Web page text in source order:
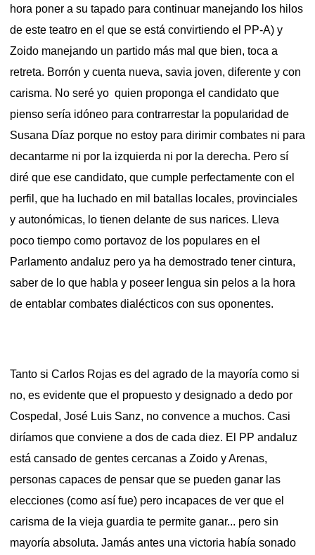
hora poner a su tapado para continuar manejando los hilos
de este teatro en el que se está convirtiendo el PP-A) y
Zoido manejando un partido más mal que bien, toca a
retreta. Borrón y cuenta nueva, savia joven, diferente y con
carisma. No seré yo quien proponga el candidato que
pienso sería idóneo para contrarrestar la popularidad de
Susana Díaz porque no estoy para dirimir combates ni para
decantarme ni por la izquierda ni por la derecha. Pero sí
diré que ese candidato, que cumple perfectamente con el
perfil, que ha luchado en mil batallas locales, provinciales
y autonómicas, lo tienen delante de sus narices. Lleva
poco tiempo como portavoz de los populares en el
Parlamento andaluz pero ya ha demostrado tener cintura,
saber de lo que habla y poseer lengua sin pelos a la hora
de entablar combates dialécticos con sus oponentes.
Tanto si Carlos Rojas es del agrado de la mayoría como si
no, es evidente que el propuesto y designado a dedo por
Cospedal, José Luis Sanz, no convence a muchos. Casi
diríamos que conviene a dos de cada diez. El PP andaluz
está cansado de gentes cercanas a Zoido y Arenas,
personas capaces de pensar que se pueden ganar las
elecciones (como así fue) pero incapaces de ver que el
carisma de la vieja guardia te permite ganar... pero sin
mayoría absoluta. Jamás antes una victoria había sonado